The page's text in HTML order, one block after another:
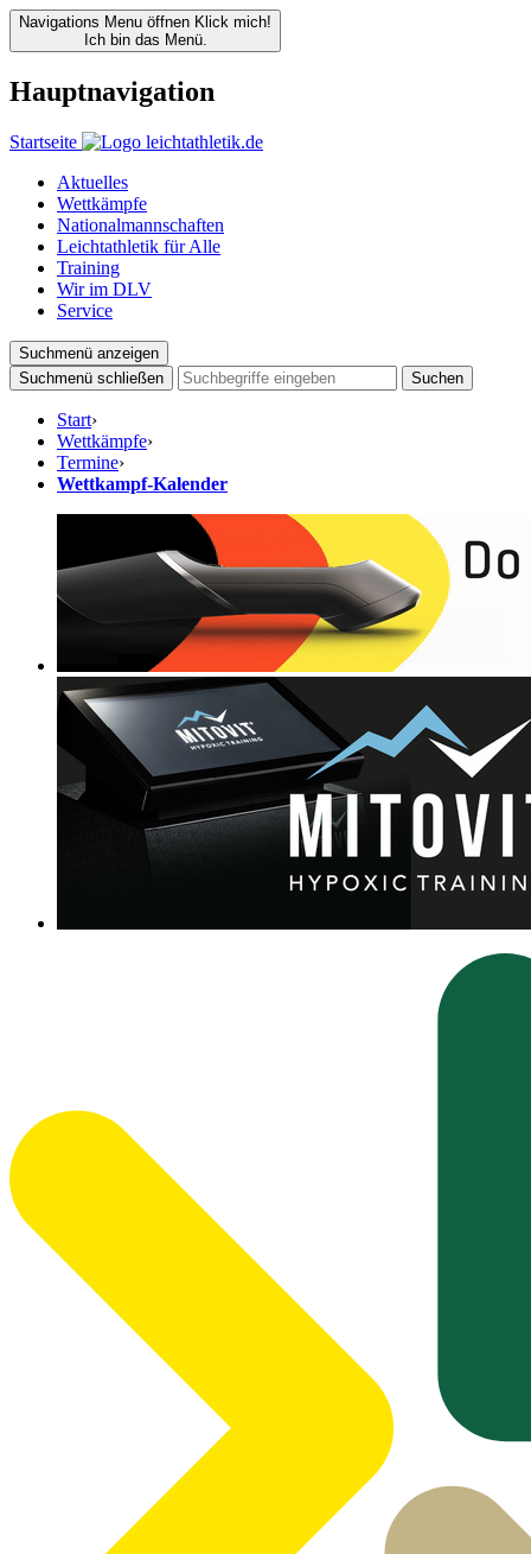
Navigations Menu öffnen Klick mich!
Ich bin das Menü.
Hauptnavigation
Startseite
Aktuelles
Wettkämpfe
Nationalmannschaften
Leichtathletik für Alle
Training
Wir im DLV
Service
Suchmenü anzeigen
Suchmenü schließen
Suchen
Start›
Wettkämpfe›
Termine›
Wettkampf-Kalender